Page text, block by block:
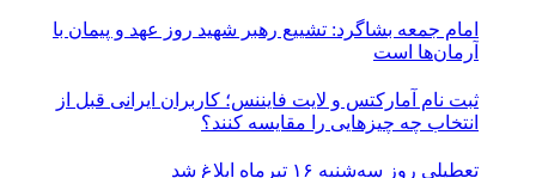
امام جمعه بشاگرد: تشییع رهبر شهید روز عهد و پیمان با
آرمان‌ها است
ثبت نام آمارکتس و لایت فایننس؛ کاربران ایرانی قبل از
انتخاب چه چیزهایی را مقایسه کنند؟
تعطیلی روز سه‌شنبه ۱۶ تیرماه ابلاغ شد